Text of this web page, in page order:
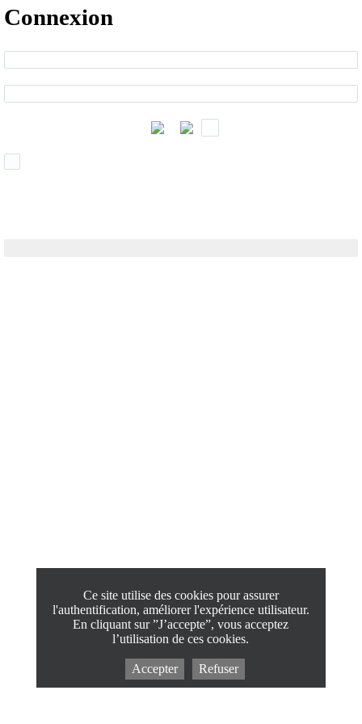
Connexion
Ce site utilise des cookies pour assurer
l'authentification, améliorer l'expérience utilisateur.
En cliquant sur ”J’accepte”, vous acceptez
l’utilisation de ces cookies.
Accepter Refuser